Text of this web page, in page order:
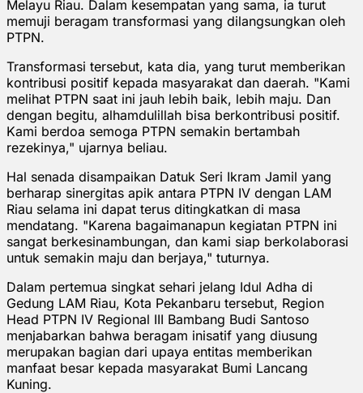
Melayu Riau. Dalam kesempatan yang sama, ia turut
memuji beragam transformasi yang dilangsungkan oleh
PTPN.
Transformasi tersebut, kata dia, yang turut memberikan
kontribusi positif kepada masyarakat dan daerah. "Kami
melihat PTPN saat ini jauh lebih baik, lebih maju. Dan
dengan begitu, alhamdulillah bisa berkontribusi positif.
Kami berdoa semoga PTPN semakin bertambah
rezekinya," ujarnya beliau.
Hal senada disampaikan Datuk Seri Ikram Jamil yang
berharap sinergitas apik antara PTPN IV dengan LAM
Riau selama ini dapat terus ditingkatkan di masa
mendatang. "Karena bagaimanapun kegiatan PTPN ini
sangat berkesinambungan, dan kami siap berkolaborasi
untuk semakin maju dan berjaya," tuturnya.
Dalam pertemua singkat sehari jelang Idul Adha di
Gedung LAM Riau, Kota Pekanbaru tersebut, Region
Head PTPN IV Regional III Bambang Budi Santoso
menjabarkan bahwa beragam inisatif yang diusung
merupakan bagian dari upaya entitas memberikan
manfaat besar kepada masyarakat Bumi Lancang
Kuning.